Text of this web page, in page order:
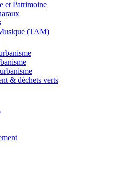
et Patrimoine
(TAM)
& déchets verts